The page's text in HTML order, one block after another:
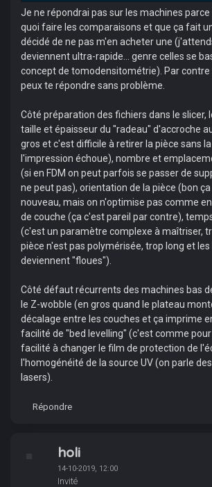
Je ne répondrai pas sur les machines parce
quoi faire les comparaisons et que ça fait
décidé de ne pas m'en acheter une
deviennent ultra-rapide... genre celles se
concept de tomodensitométrie). Par contre
peux te répondre sans problème.
Côté préparation des fichiers dans le slicer,
taille et épaisseur du "radeau" d'accroche
gros et c'est difficile à retirer la pièce sans
l'impression échoue), nombre et
(si en FDM on peut parfois se passer de
ne peut pas), orientation de la pièce (bon
nouveau, mais on n'optimise pas comme
de couche (ça c'est pareil par contre),
(c'est un paramètre complexe à maîtriser,
pièce n'est pas polymérisée, trop long et
deviennent "floues").
Côté défaut récurrents des machines bas
le Z-wobble (en gros quand le plateau
décalage entre les couches et ça imprime
facilité de "bed levelling" (c'est comme pour
facilité à changer le film de protection de
l'homogénéité de la source UV (on parle
lasers).
Répondre
holi
14-10-2019, 12:00
Invité